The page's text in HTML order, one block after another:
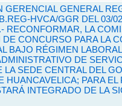
GERENCIAL GENERAL
HVCA/GGR DEL 03/
RECONFORMAR, LA
DE CONCURSO PARA LA
BAJO RÉGIMEN
DE
LA SEDE CENTRAL DEL
HUANCAVELICA; PARA EL
INTEGRADO DE LA